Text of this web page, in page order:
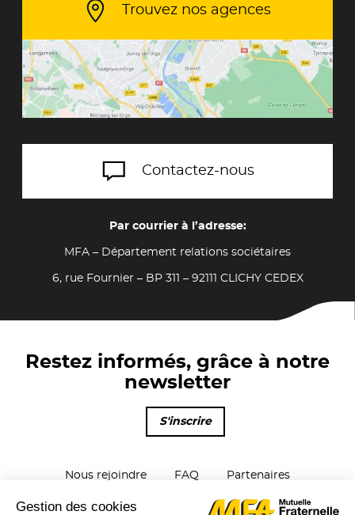
Trouvez nos agences
Contactez-nous
Par courrier à l’adresse:
MFA – Département relations sociétaires
6, rue Fournier – BP 311 – 92111 CLICHY CEDEX
Restez informés, grâce à notre
newsletter
S'inscrire
Nous rejoindre FAQ Partenaires
Parrainage Plan du site